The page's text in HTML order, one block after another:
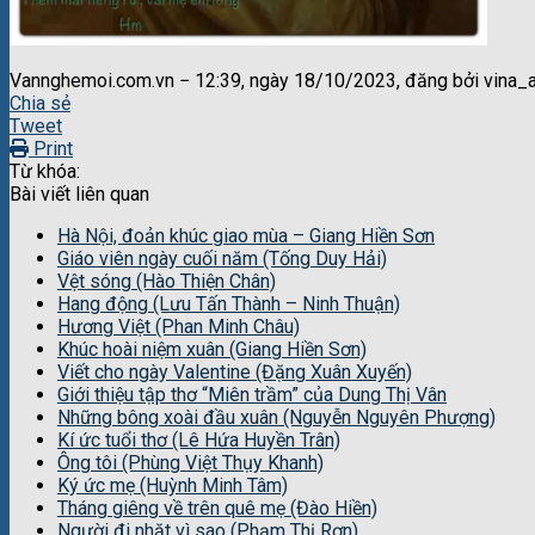
Vannghemoi.com.vn − 12:39, ngày 18/10/2023, đăng bởi
Chia sẻ
Tweet
Print
Từ khóa:
Bài viết liên quan
Hà Nội, đoản khúc giao mùa – Giang Hiền Sơn
Giáo viên ngày cuối năm (Tống Duy Hải)
Vệt sóng (Hào Thiện Chân)
Hang động (Lưu Tấn Thành – Ninh Thuận)
Hương Việt (Phan Minh Châu)
Khúc hoài niệm xuân (Giang Hiền Sơn)
Viết cho ngày Valentine (Đặng Xuân Xuyến)
Giới thiệu tập thơ “Miên trầm” của Dung Thị Vân
Những bông xoài đầu xuân (Nguyễn Nguyên Phượng)
Kí ức tuổi thơ (Lê Hứa Huyền Trân)
Ông tôi (Phùng Việt Thụy Khanh)
Ký ức mẹ (Huỳnh Minh Tâm)
Tháng giêng về trên quê mẹ (Đào Hiền)